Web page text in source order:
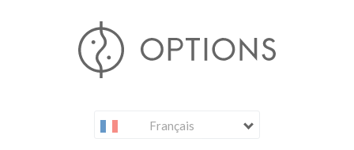
Français